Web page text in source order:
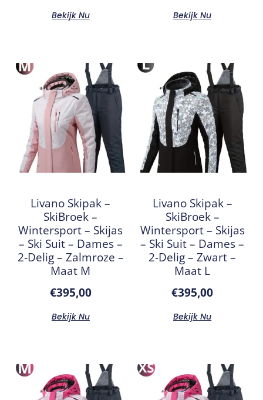
Bekijk Nu Bekijk Nu
Livano Skipak –
SkiBroek –
Wintersport – Skijas
– Ski Suit – Dames –
2-Delig – Zalmroze –
Maat M
€395,00
Bekijk Nu
Livano Skipak –
SkiBroek –
Wintersport – Skijas
– Ski Suit – Dames –
2-Delig – Zwart –
Maat L
€395,00
Bekijk Nu